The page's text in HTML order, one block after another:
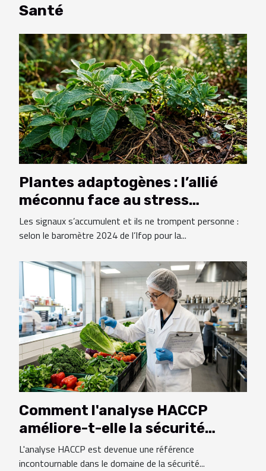
Santé
Plantes adaptogènes : l’allié
méconnu face au stress
quotidien
Les signaux s’accumulent et ils ne trompent personne :
selon le baromètre 2024 de l’Ifop pour la...
Comment l'analyse HACCP
améliore-t-elle la sécurité
alimentaire ?
L'analyse HACCP est devenue une référence
incontournable dans le domaine de la sécurité...